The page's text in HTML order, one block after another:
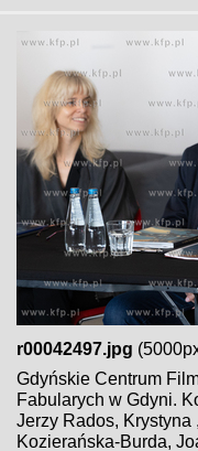
r00042497.jpg
Gdyńskie Centrum
Fabularych w Gdyni.
Jerzy Rados, Krystyna
Kozierańska-Burda,